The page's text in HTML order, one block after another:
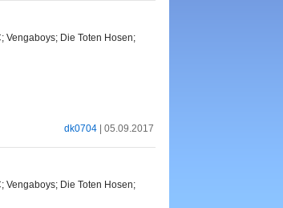
Vengaboys; Die Toten Hosen;
dk0704 | 05.09.2017
Vengaboys; Die Toten Hosen;